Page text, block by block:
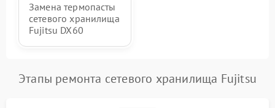
Замена термопасты
сетевого хранилища
Fujitsu DX60
Этапы ремонта сетевого хранилища Fujitsu